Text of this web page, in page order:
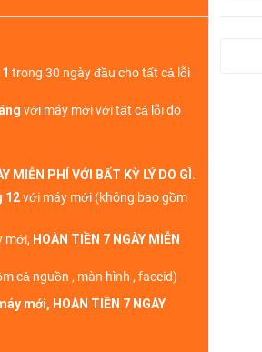
trong 30 ngày đầu cho tất cả lỗi
với máy mới với tất cả lỗi do
MIỄN PHÍ VỚI BẤT KỲ LÝ DO GÌ .
12với máy mới (không bao gồm
mới, HOÀN TIỀN 7 NGÀY MIỄN
cả nguồn , màn hình , faceid)
mới, HOÀN TIỀN 7 NGÀY